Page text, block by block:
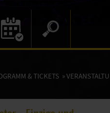
& TICKETS »